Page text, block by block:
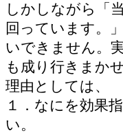
しかしながら「
回っています。
いできません。
も成り行きまか
理由としては、
１．なにを効果
い。